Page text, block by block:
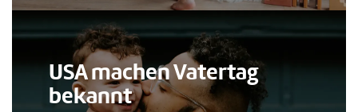
USA machen Vatertag
bekannt